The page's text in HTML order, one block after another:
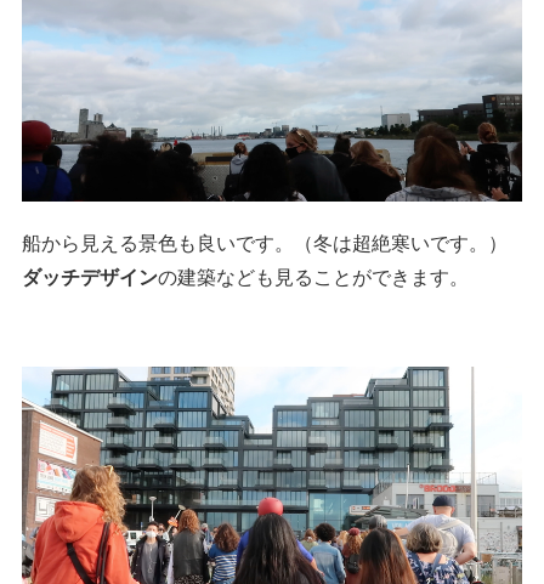
船から見える景色も良いです。（冬は超絶寒いです。）
ダッチデザインの建築なども見ることができます。